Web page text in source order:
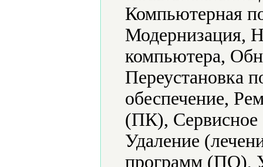
Компьютерная
Модернизация,
компьютера,
Переустановка
обеспечение,
(ПК), Сервисное
Удаление
программ (ПО),